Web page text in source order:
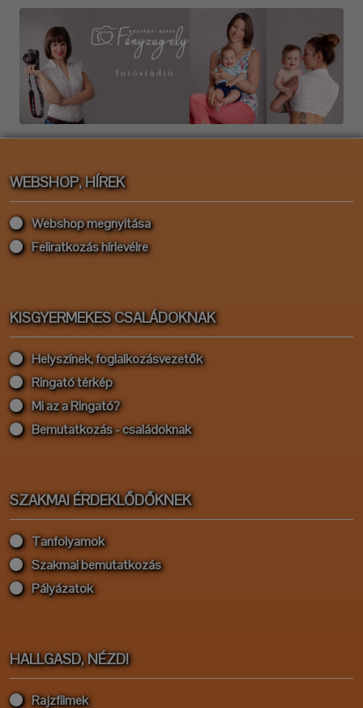
WEBSHOP, HÍREK
Webshop megnyitása
Feliratkozás hírlevélre
KISGYERMEKES CSALÁDOKNAK
Helyszínek, foglalkozásvezetők
Ringató térkép
Mi az a Ringató?
Bemutatkozás - családoknak
SZAKMAI ÉRDEKLŐDŐKNEK
Tanfolyamok
Szakmai bemutatkozás
Pályázatok
HALLGASD, NÉZD!
Rajzfilmek